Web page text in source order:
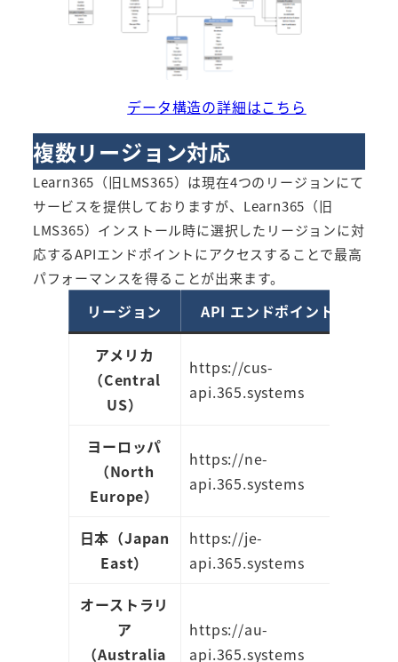
データ構造の詳細はこちら
複数リージョン対応
Learn365（旧LMS365）は現在4つのリージョンにて
サービスを提供しておりますが、Learn365（旧
LMS365）インストール時に選択したリージョンに対
応するAPIエンドポイントにアクセスすることで最高
パフォーマンスを得ることが出来ます。
リージョン API エンドポイント
アメリカ
（Central
US）
https://cus-
api.365.systems
ヨーロッパ
（North
Europe）
https://ne-
api.365.systems
日本（Japan
East）
https://je-
api.365.systems
オーストラリ
ア
（Australia
https://au-
api.365.systems